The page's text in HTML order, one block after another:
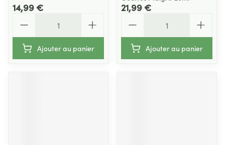
14,99 €
Ajouter au panier
21,99 €
Ajouter au panier